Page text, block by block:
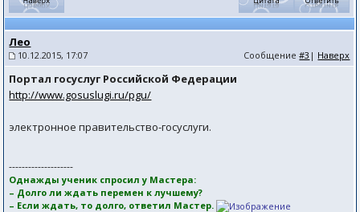
Лео
10.12.2015, 17:07 Сообщение#3 | Наверх
Портал госуслуг Российской Федерации
http://www.gosuslugi.ru/pgu/
электронное правительство-госуслуги.
--------------------
Однажды ученик спросил у Мастера:
– Долго ли ждать перемен к лучшему?
– Если ждать, то долго, ответил Мастер.